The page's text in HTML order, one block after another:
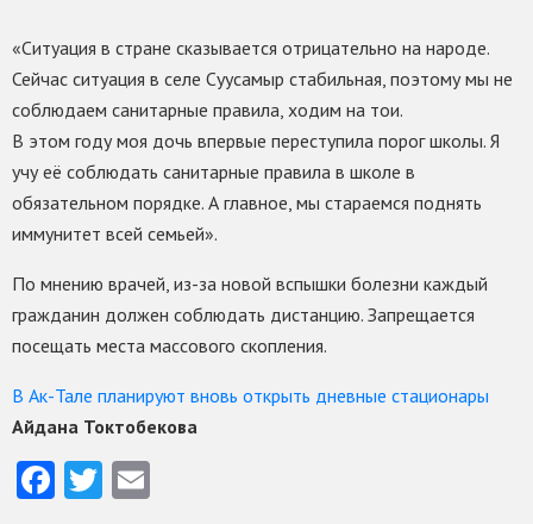
«Ситуация в стране сказывается отрицательно на народе.
Сейчас ситуация в селе Суусамыр стабильная, поэтому мы не
соблюдаем санитарные правила, ходим на тои.
В этом году моя дочь впервые переступила порог школы. Я
учу её соблюдать санитарные правила в школе в
обязательном порядке. А главное, мы стараемся поднять
иммунитет всей семьей».
По мнению врачей, из-за новой вспышки болезни каждый
гражданин должен соблюдать дистанцию. Запрещается
посещать места массового скопления.
В Ак-Тале планируют вновь открыть дневные стационары
Айдана Токтобекова
Facebook
Twitter